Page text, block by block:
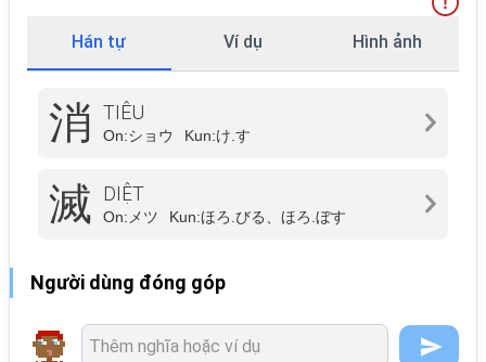
Hán tự Ví dụ Hình ảnh
消 TIÊU
On:ショウ Kun:け.す
滅 DIỆT
On: メツ Kun:ほろ.びる、ほろ.ぼす
Người dùng đóng góp